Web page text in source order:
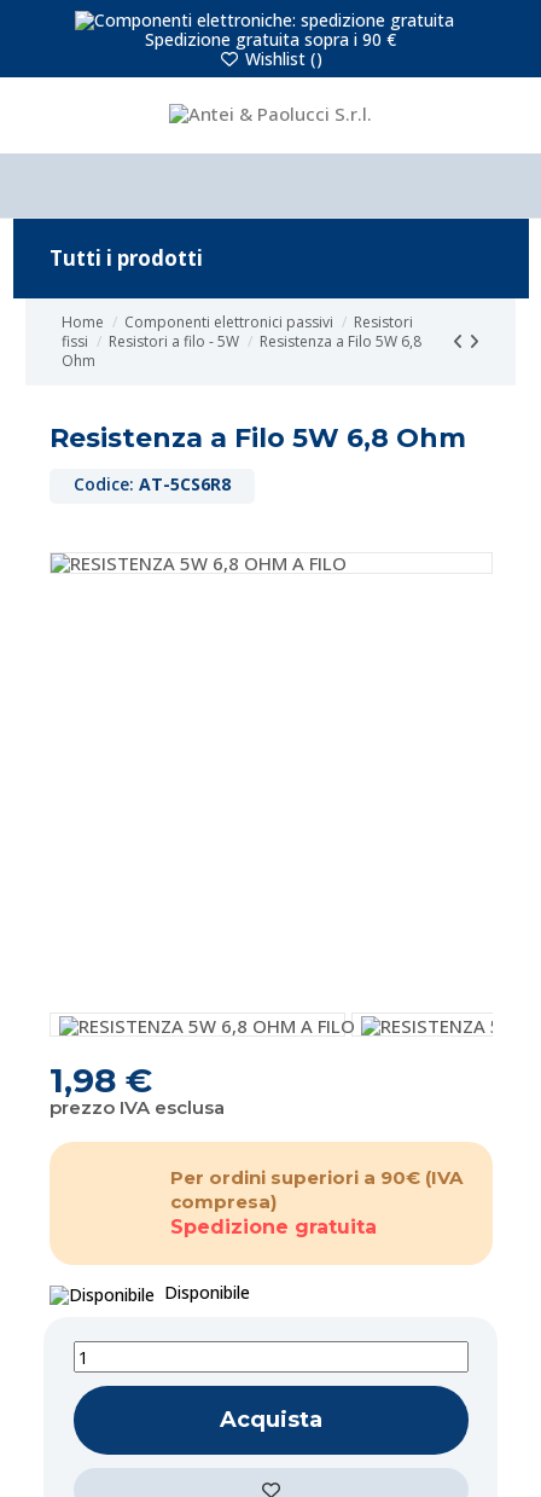
Spedizione gratuita sopra i 90 €
Wishlist ()
Home Componenti elettronici passivi
Resistori
fissi
Resistori a filo - 5W
Resistenza a Filo 5W 6,8
Ohm
Resistenza a Filo 5W 6,8 Ohm
Codice: AT-5CS6R8
1,98 €
prezzo IVA esclusa
Per ordini superiori a 90€ (IVA
compresa)
Spedizione gratuita
Disponibile
Acquista
Tutti i prodotti